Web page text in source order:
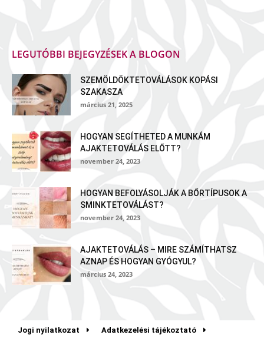
LEGUTÓBBI BEJEGYZÉSEK A BLOGON
SZEMÖLDÖKTETOVÁLÁSOK KOPÁSI
SZAKASZA
március 21, 2025
HOGYAN SEGÍTHETED A MUNKÁM
AJAKTETOVÁLÁS ELŐTT?
november 24, 2023
HOGYAN BEFOLYÁSOLJÁK A BŐRTÍPUSOK A
SMINKTETOVÁLÁST?
november 24, 2023
AJAKTETOVÁLÁS – MIRE SZÁMÍTHATSZ
AZNAP ÉS HOGYAN GYÓGYUL?
március 24, 2023
Jogi nyilatkozat Adatkezelési tájékoztató